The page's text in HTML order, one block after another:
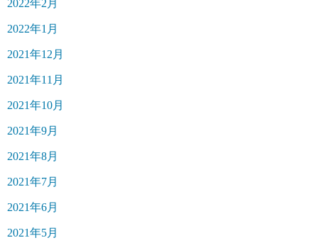
2022年2月
2022年1月
2021年12月
2021年11月
2021年10月
2021年9月
2021年8月
2021年7月
2021年6月
2021年5月